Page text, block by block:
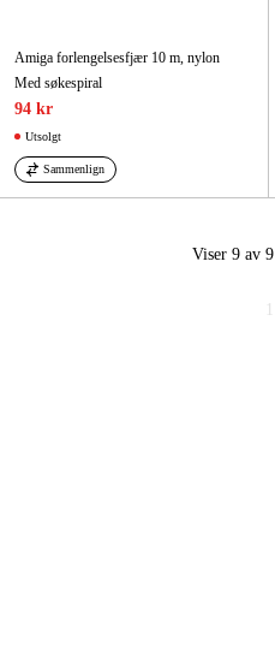
Amiga forlengelsesfjær 10 m, nylon
Med søkespiral
94 kr
Utsolgt
Sammenlign
Viser 9 av 9
1